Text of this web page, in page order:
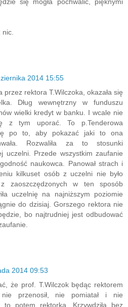
2014 15:55
przez rektora T.Wilczoka, okazała się
Dług wewnętrzny w funduszu
wielki kredyt w banku. I wcale nie
z tym uporać. To p.Tenderowa
po to, aby pokazać jaki to ona
Rozwaliła za to stosunki
uczelni. Przede wszystkim zaufanie
naukowca. Panował strach i
kilkuset osób z uczelni nie było
zaoszczędzonych w ten sposób
uczelnię na najniższym poziomie
do dzisiaj. Gorszego rektora nie
bo najtrudniej jest odbudować
2014 09:53
że prof. T.Wilczok będąc rektorem
przenosił, nie pomiatał i nie
to potem rektorka. Krzywdziła bez